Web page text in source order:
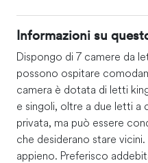
Informazioni su
Dispongo di 7 camere da
possono ospitare
camera è dotata di letti
e singoli, oltre a due letti a
privata, ma può essere
che desiderano stare
appieno. Preferisco